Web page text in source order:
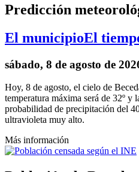
Predicción
El municipioEl
sábado, 8 de agosto de
Hoy, 8 de agosto, el cielo de
temperatura máxima será de 32º y
probabilidad de precipitación del
ultravioleta muy alto.
Más información